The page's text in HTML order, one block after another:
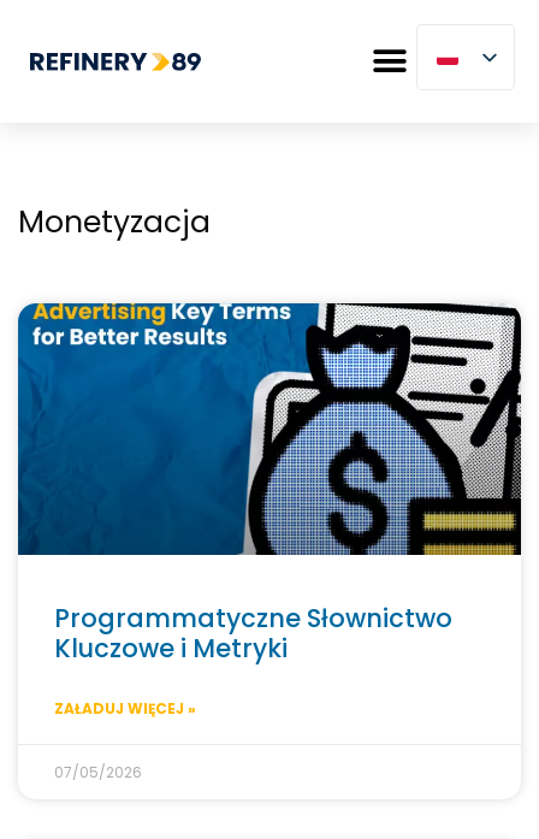
Monetyzacja
Programmatyczne Słownictwo
Kluczowe i Metryki
ZAŁADUJ WIĘCEJ »
07/05/2026